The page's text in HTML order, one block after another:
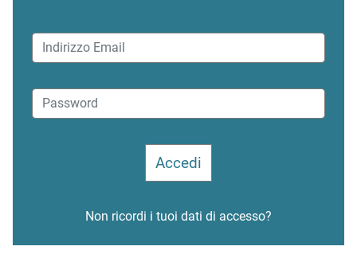
Non ricordi i tuoi dati di accesso?